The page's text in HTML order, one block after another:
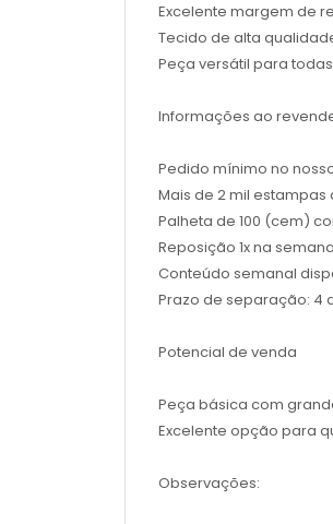
Excelente margem de
Tecido de alta
Peça versátil para
Informações ao
Pedido mínimo no
Mais de 2 mil estampas
Palheta de 100 (cem)
Reposição 1x na semana
Conteúdo semanal
Prazo de separação: 4
Potencial de venda
Peça básica com
Excelente opção para
Observações: